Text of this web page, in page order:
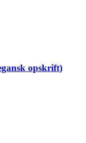
opskrift)